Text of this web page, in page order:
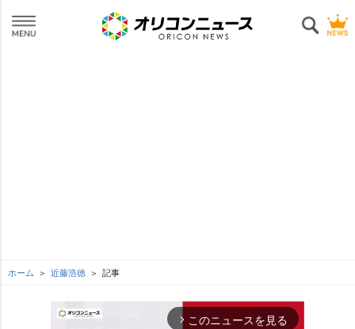
ホーム 近藤浩徳 記事
arrow_forward_ios このニュースを見る